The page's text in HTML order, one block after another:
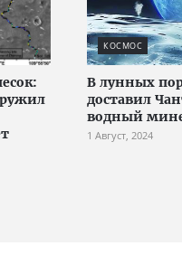
КОСМОС
В лунных
доставил
водный
1 Август, 2024